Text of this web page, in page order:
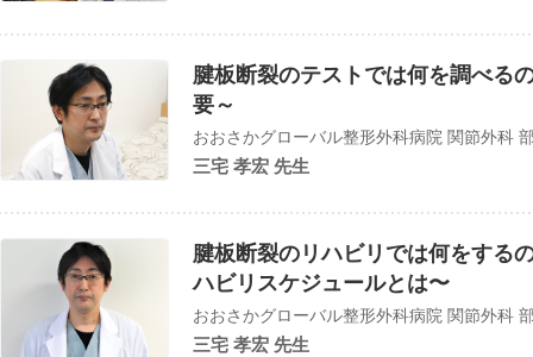
腱板断裂のテストでは何を調べる
要～
おおさかグローバル整形外科病院 関節外科
三宅 孝宏 先生
腱板断裂のリハビリでは何をする
ハビリスケジュールとは〜
おおさかグローバル整形外科病院 関節外科
三宅 孝宏 先生